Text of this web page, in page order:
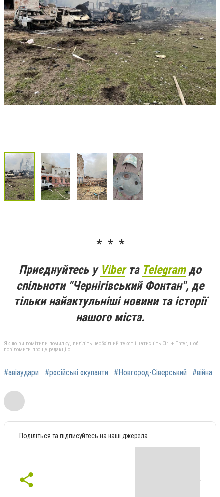
* * *
Приєднуйтесь у Viberта Telegramдо
спільноти "Чернігівський Фонтан", де
тільки найактульніші новини та історії
нашого міста.
Якщо ви помітили помилку, виділіть необхідний текст і натисніть Ctrl + Enter, щоб
повідомити про це редакцію
#авіаудари #російські окупанти #Новгород-Сіверський #війна
Поділіться та підписуйтесь на наші джерела